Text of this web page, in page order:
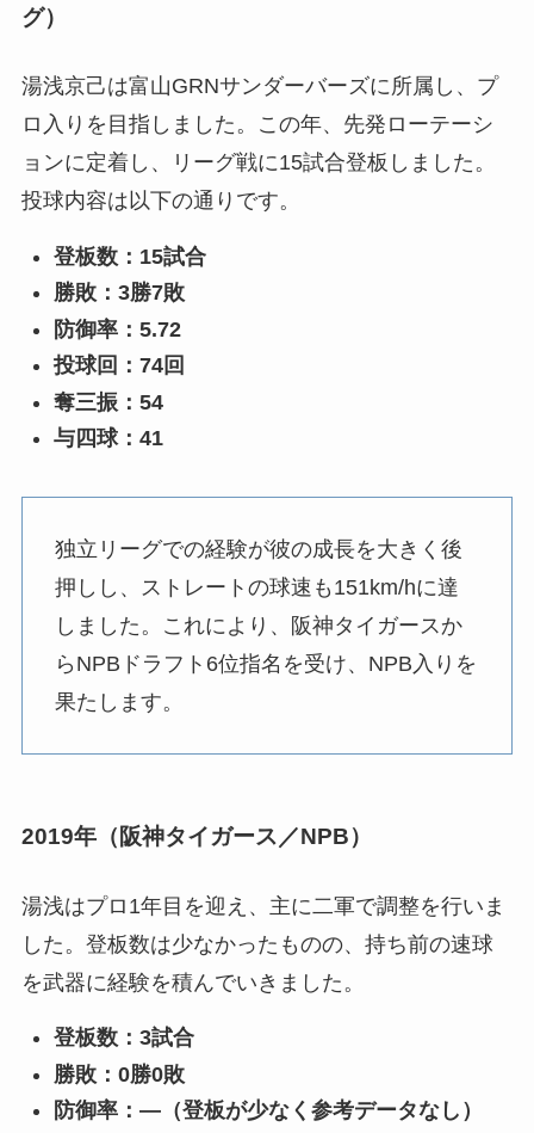
グ）
湯浅京己は富山GRNサンダーバーズに所属し、プ
ロ入りを目指しました。この年、先発ローテーシ
ョンに定着し、リーグ戦に15試合登板しました。
投球内容は以下の通りです。
登板数：15試合
勝敗：3勝7敗
防御率：5.72
投球回：74回
奪三振：54
与四球：41
独立リーグでの経験が彼の成長を大きく後
押しし、ストレートの球速も151km/hに達
しました。これにより、阪神タイガースか
らNPBドラフト6位指名を受け、NPB入りを
果たします。
2019年（阪神タイガース／NPB）
湯浅はプロ1年目を迎え、主に二軍で調整を行いま
した。登板数は少なかったものの、持ち前の速球
を武器に経験を積んでいきました。
登板数：3試合
勝敗：0勝0敗
防御率：—（登板が少なく参考データなし）